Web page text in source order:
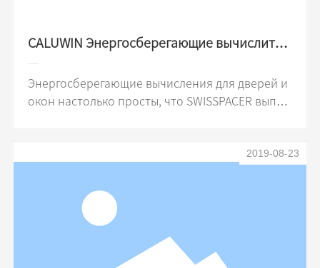
CALUWIN Энергосберегающие вычислител
ьные программы для всего окна
Энергосберегающие вычисления для дверей и
окон настолько просты, что SWISSPACER выпус
июле 2017 года программное обеспечение для
а CALUWIN было обновлено снова! Функции ст
ановятся все более мощными, и они все еще б
есплатны! Это должно заставить вас чувствова
ть себя хорошо! Насколько он мощный? Давайт
е поговорим вместе ~ Во-первых, вы можете ле
2019-08-23